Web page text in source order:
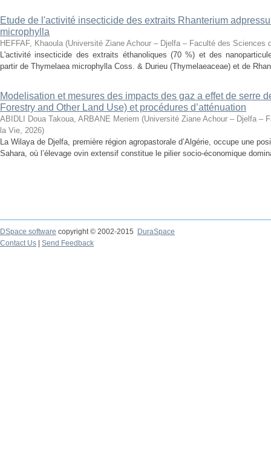
Etude de l'activité insecticide des extraits Rhanterium
microphylla
HEFFAF, Khaoula (Université Ziane Achour – Djelfa – Faculté des Sciences
L'activité insecticide des extraits éthanoliques (70 %) et des
partir de Thymelaea microphylla Coss. & Durieu (Thymelaeaceae) et de
Modelisation et mesures des impacts des gaz a effet de serre
Forestry and Other Land Use) et procédures d’atténuation
ABIDLI Doua Takoua, ARBANE Meriem (Université Ziane Achour – Djelfa –
la Vie, 2026)
La Wilaya de Djelfa, première région agropastorale d’Algérie, occupe une
Sahara, où l’élevage ovin extensif constitue le pilier socio-économique
DSpace software copyright © 2002-2015
DuraSpace
Contact Us
Send Feedback